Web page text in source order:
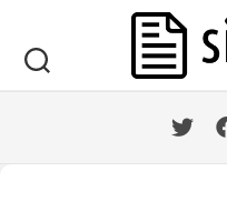
content